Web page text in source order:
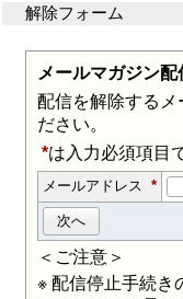
解除フォーム
メールマガジン
配信を解除する
ださい。
*は入力必須項目
メールアドレス *
＜ご注意＞
※ 配信停止手続き